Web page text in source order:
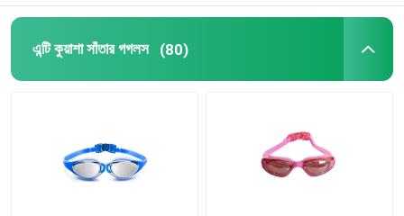
এন্টি কুয়াশা লেন্স
অ্যান্টি ফগ ডাইভিং গগলস
এন্টি কুয়াশা সাঁতার গগলস (80)